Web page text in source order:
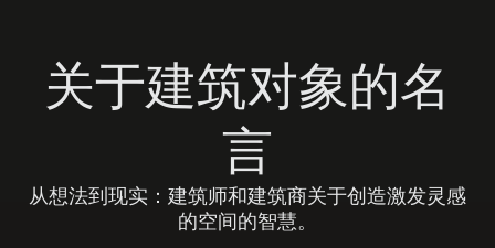
关于建筑对象的名
言
从想法到现实：建筑师和建筑商关于创造激发灵感
的空间的智慧。